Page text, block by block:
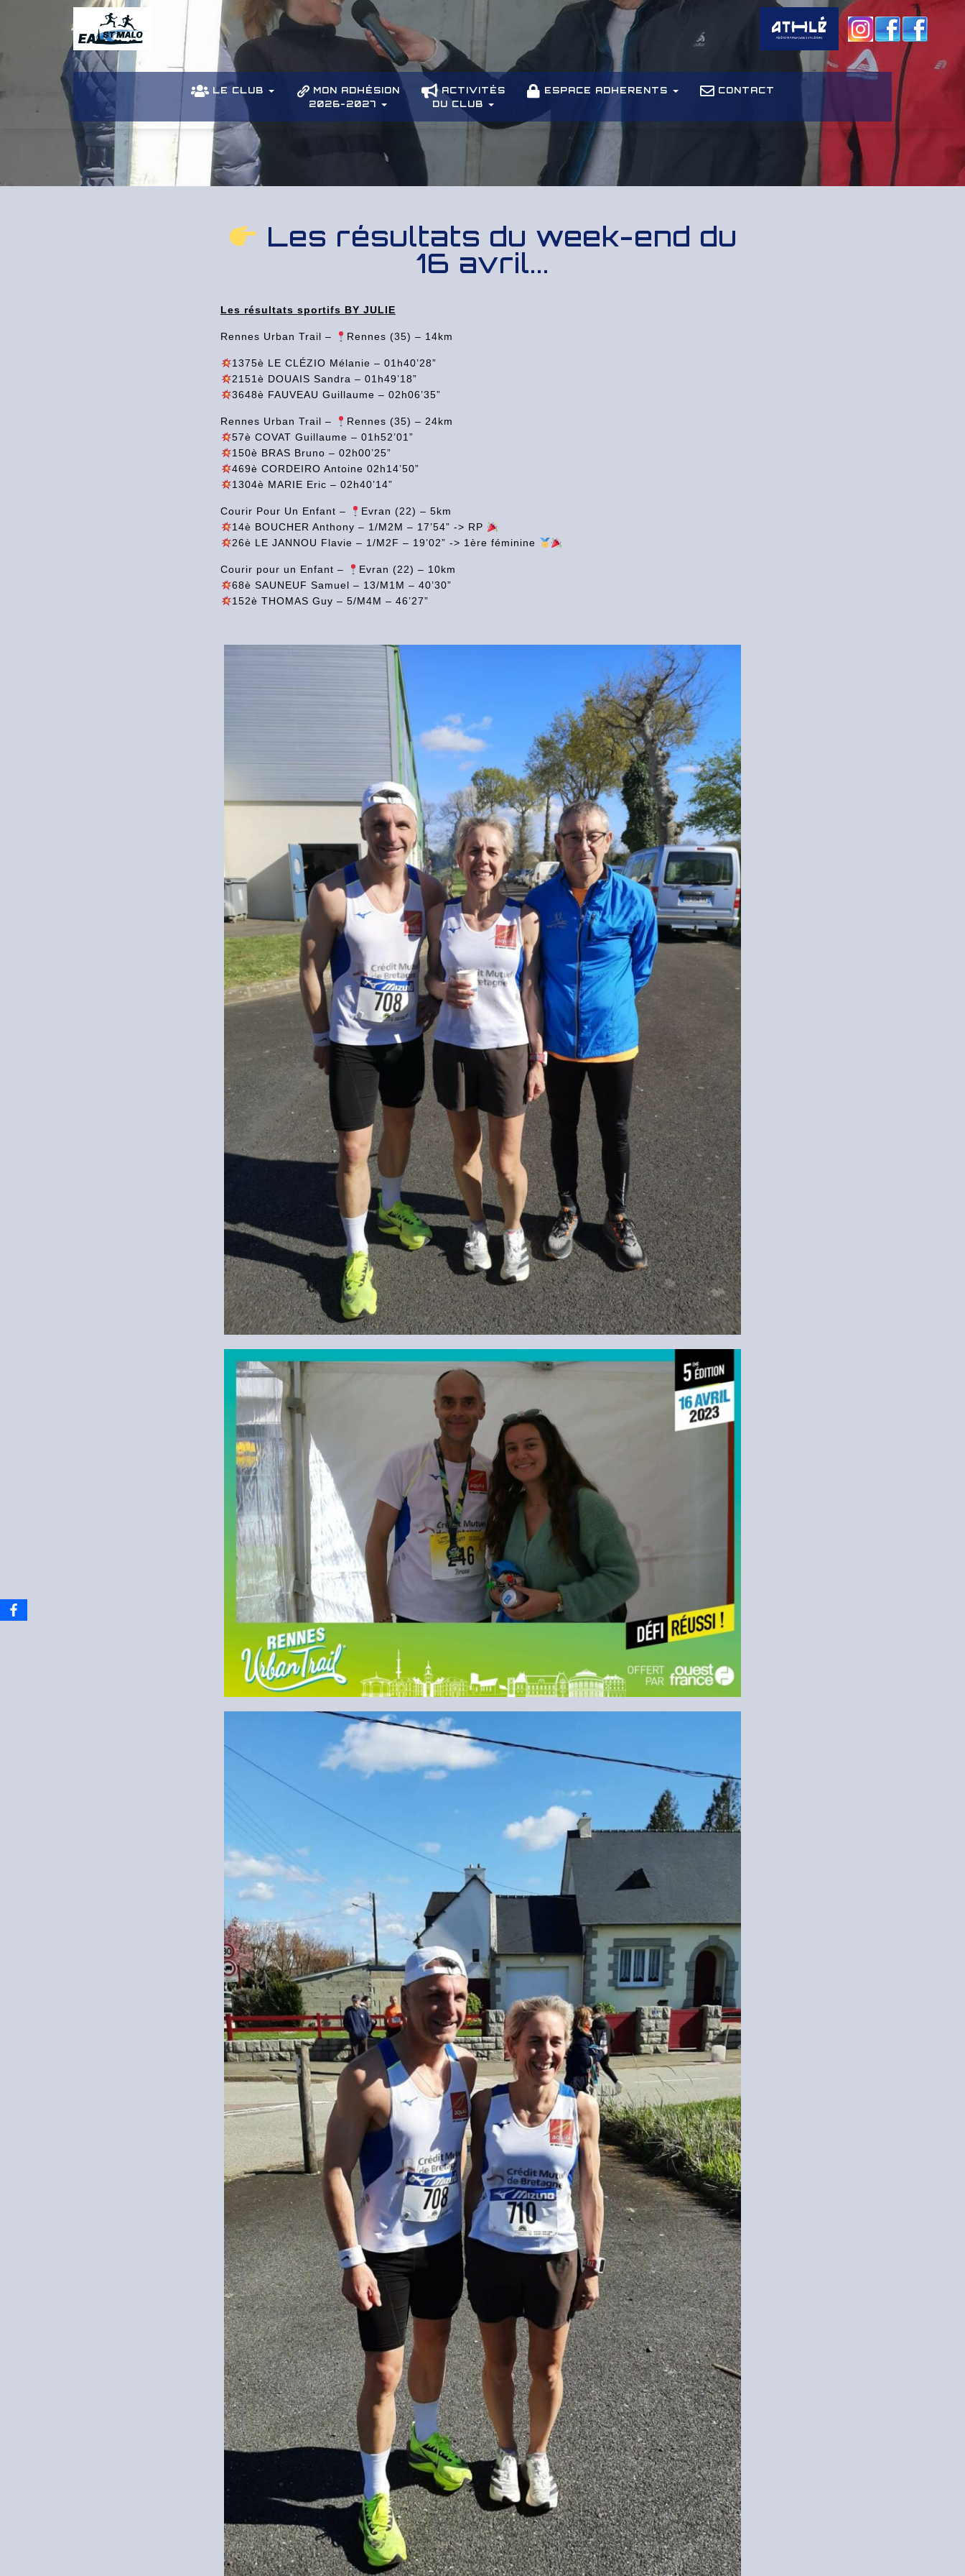
LE CLUB
MON ADHÉSION
2026-2027
ACTIVITÉS
DU CLUB
ESPACE ADHERENTS CONTACT
Les résultats du week-end du
16 avril...
Les résultats sportifs BY JULIE
Rennes Urban Trail – Rennes (35) – 14km
1375è LE CLÉZIO Mélanie – 01h40’28”
2151è DOUAIS Sandra – 01h49’18”
3648è FAUVEAU Guillaume – 02h06’35”
Rennes Urban Trail –
Rennes (35) – 24km
57è COVAT Guillaume – 01h52’01”
150è BRAS Bruno – 02h00’25”
469è CORDEIRO Antoine 02h14’50”
1304è MARIE Eric – 02h40’14”
Courir Pour Un Enfant –
Evran (22) – 5km
14è BOUCHER Anthony – 1/M2M – 17’54” -> RP
26è LE JANNOU Flavie – 1/M2F – 19’02” -> 1ère féminine
Courir pour un Enfant –
Evran (22) – 10km
68è SAUNEUF Samuel – 13/M1M – 40’30”
152è THOMAS Guy – 5/M4M – 46’27”